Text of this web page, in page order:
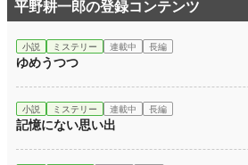
平野耕一郎の登録コンテンツ
小説 ミステリー 連載中 長編
ゆめうつつ
小説 ミステリー 連載中 長編
記憶にない思い出